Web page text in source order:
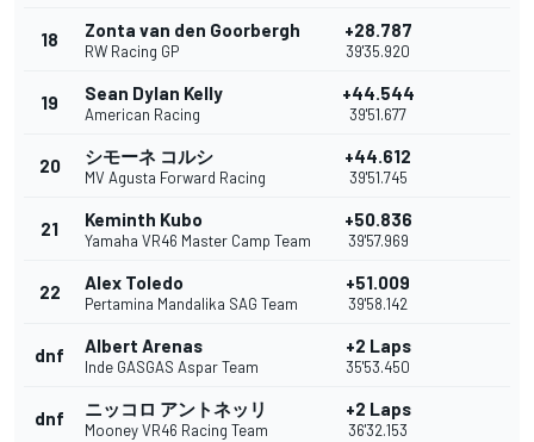
18 Zonta van den Goorbergh
RW Racing GP
+28.787
39'35.920
19 Sean Dylan Kelly
American Racing
+44.544
39'51.677
20 シモーネ コルシ
MV Agusta Forward Racing
+44.612
39'51.745
21 Keminth Kubo
Yamaha VR46 Master Camp Team
+50.836
39'57.969
22 Alex Toledo
Pertamina Mandalika SAG Team
+51.009
39'58.142
dnf Albert Arenas
Inde GASGAS Aspar Team
+2 Laps
35'53.450
dnf ニッコロ アントネッリ
Mooney VR46 Racing Team
+2 Laps
36'32.153